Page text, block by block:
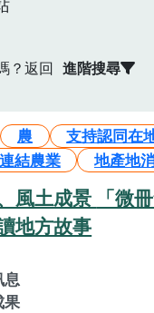
？返回 進階搜尋
農
支持認同在
結農業
地產地
「微冊食光漫遊」
地方故事
息
果